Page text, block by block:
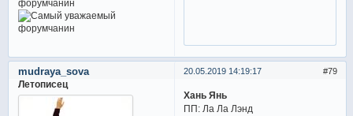
79
20.05.2019 14:19:17
mudraya_sova
Летописец
Хань Янь
ПП: Ла Ла Лэнд